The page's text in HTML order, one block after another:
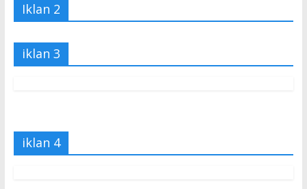
Iklan 2
iklan 3
iklan 4